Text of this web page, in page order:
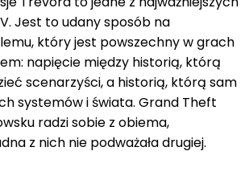
Jest to udany sposób na
który jest powszechny w grach
napięcie między historią, którą
scenarzyści, a historią, którą sam
systemów i świata. Grand Theft
radzi sobie z obiema,
z nich nie podważała drugiej.